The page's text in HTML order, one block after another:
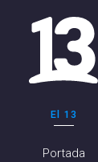
El 13
Portada